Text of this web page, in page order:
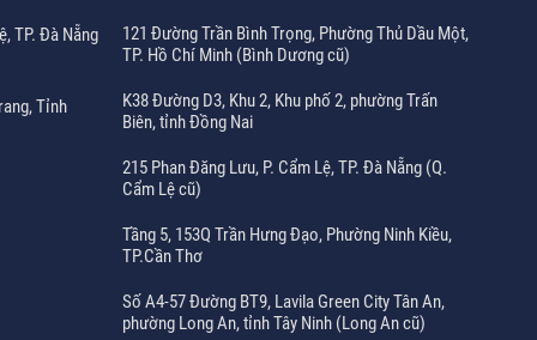
TP. Đà Nẵng
Tỉnh
121 Đường Trần Bình Trọng, Phường Thủ Dầu Một,
TP. Hồ Chí Minh (Bình Dương cũ)
K38 Đường D3, Khu 2, Khu phố 2, phường Trấn
Biên, tỉnh Đồng Nai
215 Phan Đăng Lưu, P. Cẩm Lệ, TP. Đà Nẵng (Q.
Cẩm Lệ cũ)
Tầng 5, 153Q Trần Hưng Đạo, Phường Ninh Kiều,
TP.Cần Thơ
Số A4-57 Đường BT9, Lavila Green City Tân An,
phường Long An, tỉnh Tây Ninh (Long An cũ)